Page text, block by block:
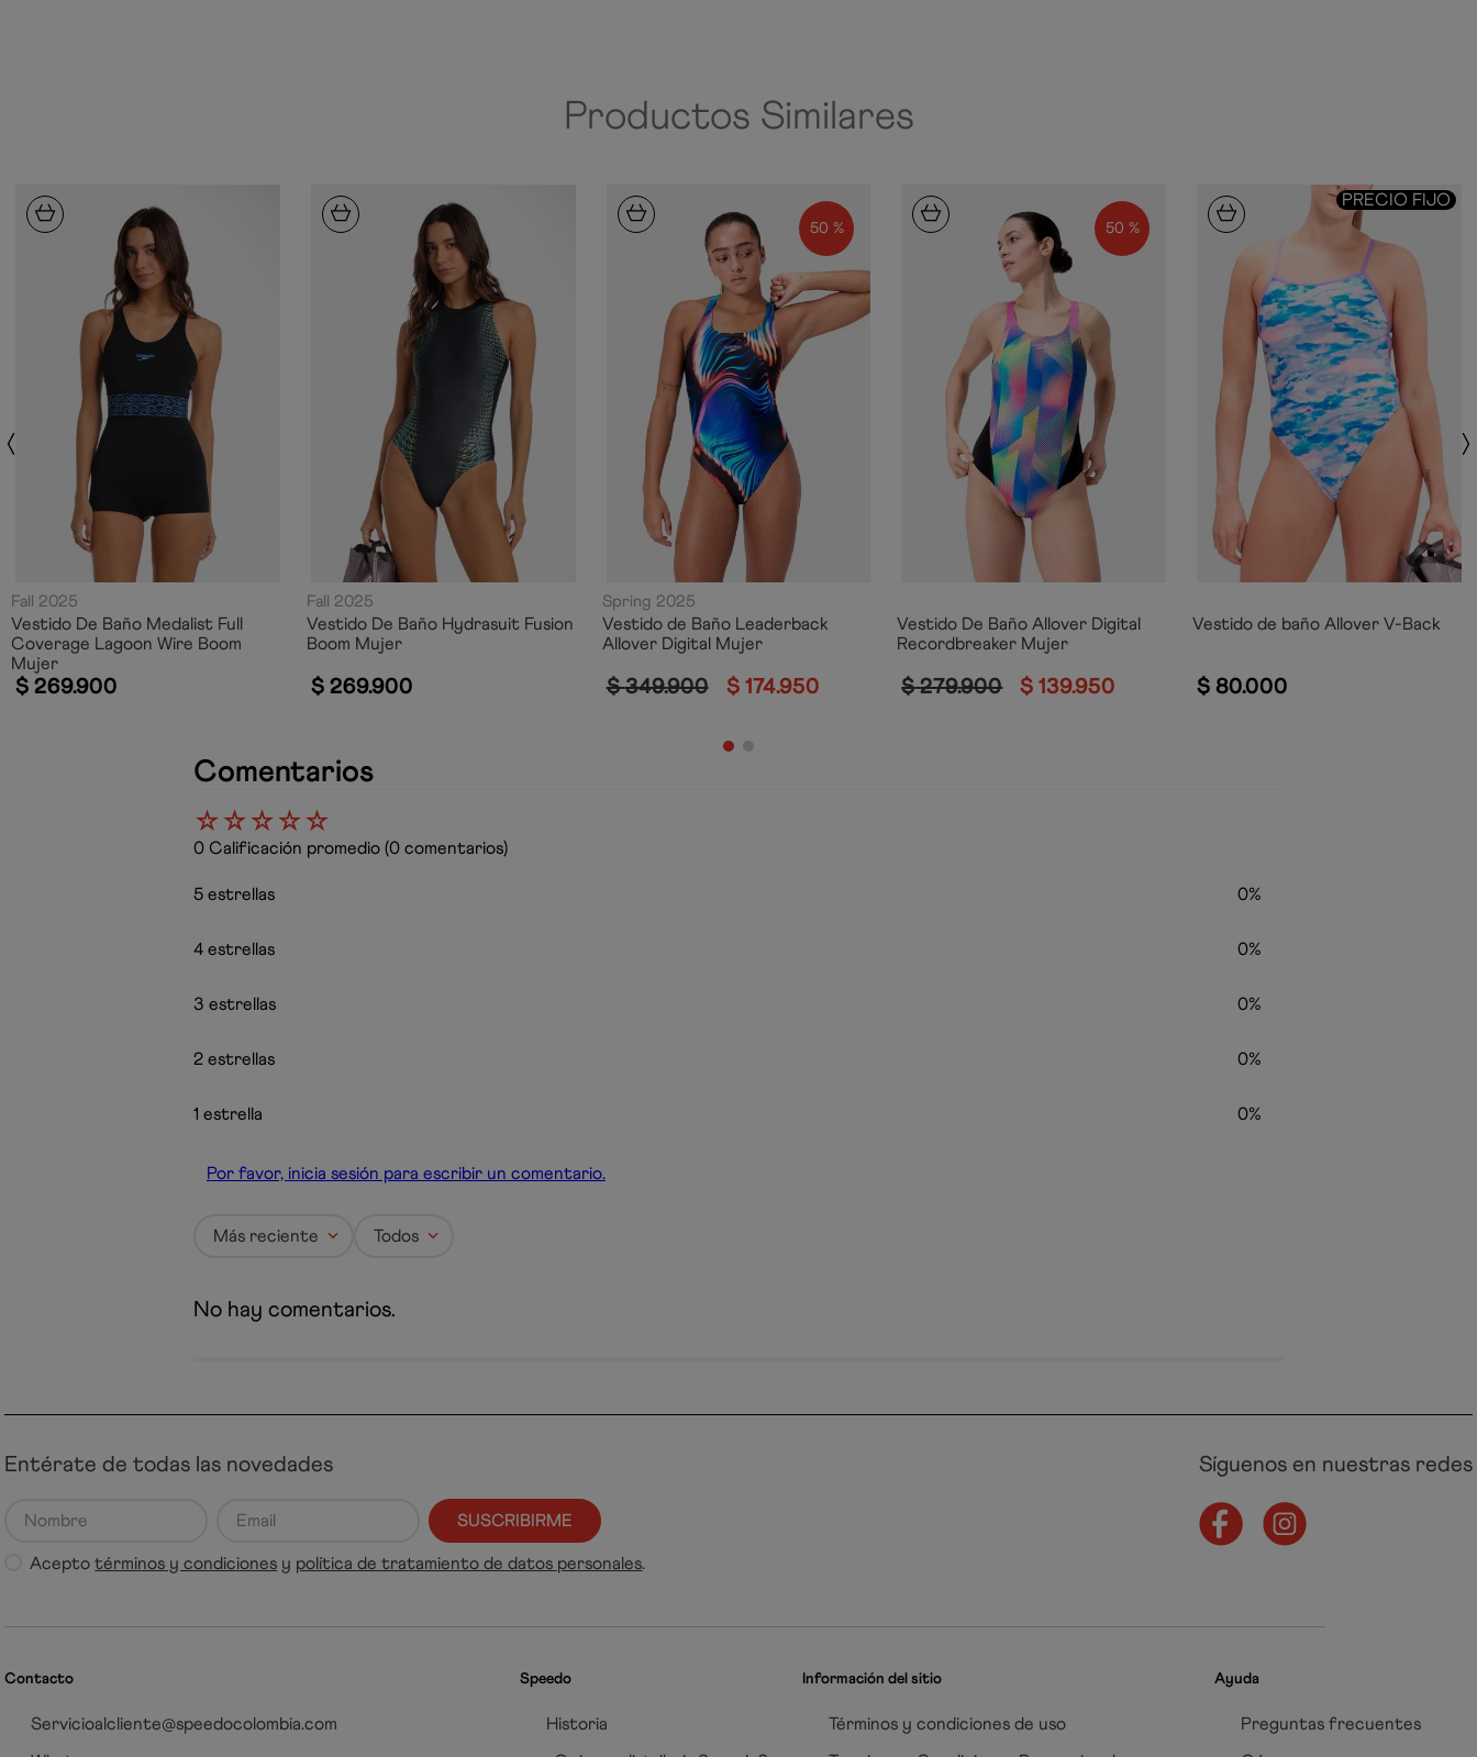
Productos Similares
Fall 2025
Vestido De Baño Medalist Full
Coverage Lagoon Wire Boom
Mujer
$ 269.900
Fall 2025
Vestido De Baño Hydrasuit Fusion
Boom Mujer
$ 269.900
50 %
Spring 2025
Vestido de Baño Leaderback
Allover Digital Mujer
$ 349.900 $ 174.950
50 %
Vestido De Baño Allover Digital
Recordbreaker Mujer
$ 279.900 $ 139.950
PRECIO FIJO
Vestido de baño Allover V-Back
$ 80.000
Comentarios
☆☆☆☆☆
0 Calificación promedio (0 comentarios)
5 estrellas 0%
4 estrellas 0%
3 estrellas 0%
2 estrellas 0%
1 estrella 0%
Por favor, inicia sesión para escribir un comentario.
Más reciente Todos
No hay comentarios.
Entérate de todas las novedades
SUSCRIBIRME
Aceptotérminos y condiciones y política de tratamiento de datos personales.
Síguenos en nuestras redes
Contacto
Servicioalcliente@speedocolombia.com
Speedo
Historia
Información del sitio
Términos y condiciones de uso
Ayuda
Preguntas frecuentes